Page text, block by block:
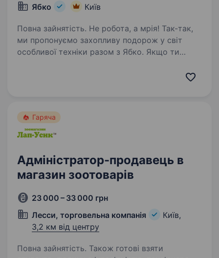
Ябко Київ
Повна зайнятість. Не робота, а мрія! Так-так,
ми пропонуємо захопливу подорож у світ
особливої техніки разом з Ябко. Якщо ти
подарунки та бачити щастя в очах клієнтів —
Гаряча
Адміністратор-продавець в
магазин зоотоварів
23 000 – 33 000 грн
Лесси, торговельна компанія
Київ,
3,2 км від центру
Повна зайнятість. Також готові взяти